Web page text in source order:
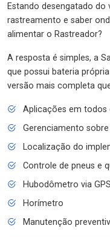
Estando desengatado
rastreamento e saber
alimentar o Rastreador?
A resposta é simples, a
que possui bateria
versão mais completa
Aplicações em todos
Gerenciamento
Localização do
Controle de pneus e
Hubodômetro via GPS
Horímetro
Manutenção